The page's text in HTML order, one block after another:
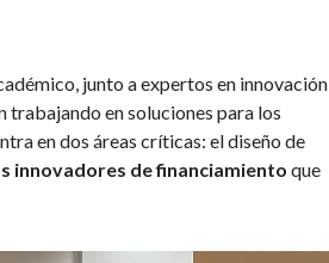
junto a expertos en innovación,
trabajando en soluciones para los
en dos áreas críticas: el diseño de
innovadores de financiamiento que